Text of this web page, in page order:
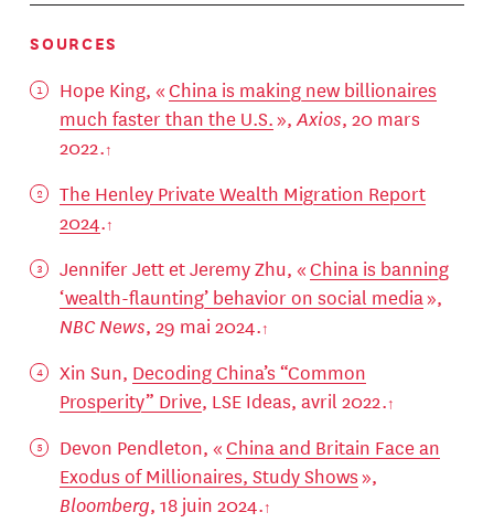
SOURCES
Hope King, «China is making new billionaires
much faster than the U.S.»,Axios, 20 mars
2022.
The Henley Private Wealth Migration Report
2024.
Jennifer Jett et Jeremy Zhu, «China is banning
‘wealth-flaunting’ behavior on social media»,
NBC News, 29 mai 2024.
Xin Sun, Decoding China’s “Common
Prosperity” Drive, LSE Ideas, avril 2022.
Devon Pendleton, «China and Britain Face an
Exodus of Millionaires, Study Shows»,
Bloomberg, 18 juin 2024.